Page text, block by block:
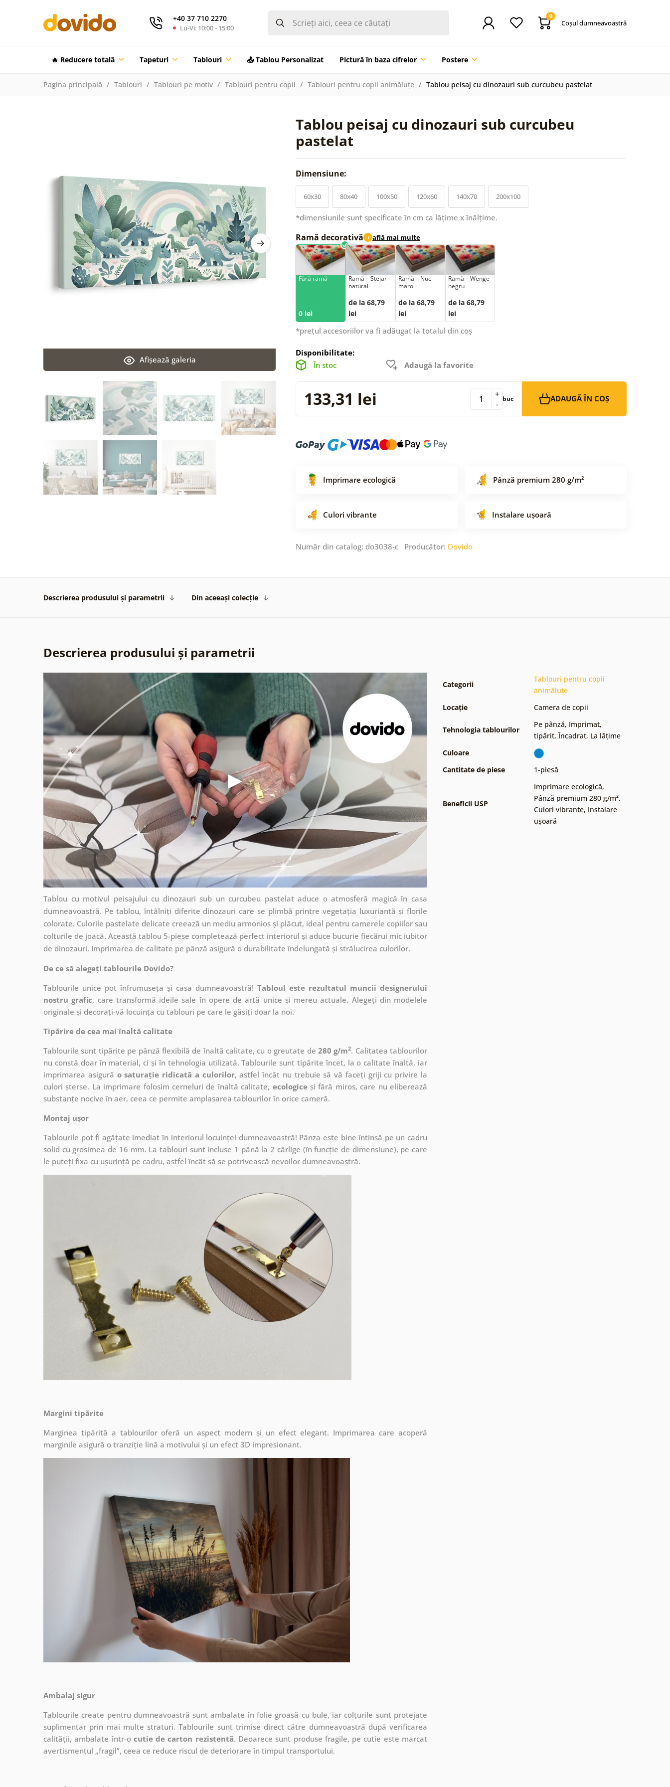
+40 37 710 2270
Lu-Vi: 10:00 - 15:00
0
Coşul dumneavoastră
🔥 Reducere totalã Tapeturi Tablouri 📤 Tablou Personalizat Pictură în baza cifrelor Postere
Pagina principală Tablouri Tablouri pe motiv Tablouri pentru copii Tablouri pentru copii animăluțe Tablou peisaj cu dinozauri sub curcubeu pastelat
Tablou peisaj cu dinozauri sub curcubeu
pastelat
Afişează galeria
Dimensiune:
60x30 80x40 100x50 120x60 140x70 200x100
*dimensiunile sunt specificate în cm ca lățime x înălțime.
Ramă decorativă i află mai multe
Fără ramă
0 lei
Ramă – Stejar
natural
de la 68,79
lei
Ramă – Nuc
maro
de la 68,79
lei
Ramă – Wenge
negru
de la 68,79
lei
*prețul accesoriilor va fi adăugat la totalul din coș
Disponibilitate:
În stoc
Adaugă la favorite
133,31 lei -
+ buc ADAUGĂ ÎN COȘ
Imprimare ecologică Pânză premium 280 g/m²
Culori vibrante Instalare ușoară
Număr din catalog: do3038-c Producător: Dovido
Descrierea produsului și parametrii Din aceeași colecție
Descrierea produsului și parametrii
Tablou cu motivul peisajului cu dinozauri sub un curcubeu pastelat aduce o atmosferă magică în casa
dumneavoastră. Pe tablou, întâlniți diferite dinozauri care se plimbă printre vegetația luxuriantă și florile
colorate. Culorile pastelate delicate creează un mediu armonios și plăcut, ideal pentru camerele copiilor sau
colțurile de joacă. Această tablou 5-piese completează perfect interiorul și aduce bucurie fiecărui mic iubitor
de dinozauri. Imprimarea de calitate pe pânză asigură o durabilitate îndelungată și strălucirea culorilor.
De ce să alegeți tablourile Dovido?
Tablourile unice pot înfrumuseța și casa dumneavoastră! Tabloul este rezultatul muncii designerului
nostru grafic, care transformă ideile sale în opere de artă unice și mereu actuale. Alegeți din modelele
originale și decorați-vă locuința cu tablouri pe care le găsiți doar la noi.
Tipărire de cea mai înaltă calitate
Tablourile sunt tipărite pe pânză flexibilă de înaltă calitate, cu o greutate de 280 g/m2. Calitatea tablourilor
nu constă doar în material, ci și în tehnologia utilizată. Tablourile sunt tipărite încet, la o calitate înaltă, iar
imprimarea asigură o saturație ridicată a culorilor, astfel încât nu trebuie să vă faceți griji cu privire la
culori șterse. La imprimare folosim cerneluri de înaltă calitate, ecologiceși fără miros, care nu eliberează
substanțe nocive în aer, ceea ce permite amplasarea tablourilor în orice cameră.
Montaj ușor
Tablourile pot fi agățate imediat în interiorul locuinței dumneavoastră! Pânza este bine întinsă pe un cadru
solid cu grosimea de 16 mm. La tablouri sunt incluse 1 până la 2 cârlige (în funcție de dimensiune), pe care
le puteți fixa cu ușurință pe cadru, astfel încât să se potrivească nevoilor dumneavoastră.
Margini tipărite
Marginea tipărită a tablourilor oferă un aspect modern și un efect elegant. Imprimarea care acoperă
marginile asigură o tranziție lină a motivului și un efect 3D impresionant.
Ambalaj sigur
Tablourile create pentru dumneavoastră sunt ambalate în folie groasă cu bule, iar colțurile sunt protejate
suplimentar prin mai multe straturi.Tablourile sunt trimise direct către dumneavoastră după verificarea
calității, ambalate într-o cutie de carton rezistentă. Deoarece sunt produse fragile, pe cutie este marcat
avertismentul „fragil”, ceea ce reduce riscul de deteriorare în timpul transportului.
Categorii
Tablouri pentru copii
animăluțe
Locație
Camera de copii
Tehnologia tablourilor
Pe pânză, Imprimat,
tipărit,Încadrat, La lățime
Culoare
Cantitate de piese
1-piesă
Beneficii USP
Imprimare ecologică,
Pânză premium 280 g/m²,
Culori vibrante, Instalare
ușoară